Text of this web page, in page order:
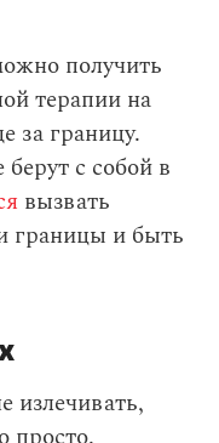
получить
терапии на
за границу.
с собой в
вызвать
границы и быть